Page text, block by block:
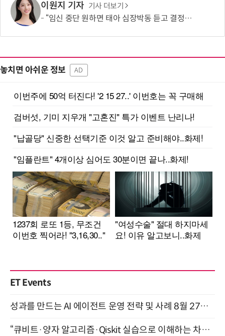
이원지 기자 기사 더보기
“임신 중단 원하면 태아 심장박동 듣고 결정해라”…칠레 임신중단법안 찬반 논쟁
놓치면 아쉬운 정보 AD
ET Events
성과를 만드는 AI 에이전트 운영 전략 및 사례 8월 27일 개최
“큐비트·양자 알고리즘·Qiskit 실습으로 이해하는 차세대 컴퓨팅” (8/28)